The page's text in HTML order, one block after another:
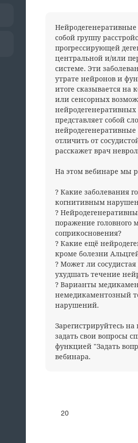
Нейродегенеративные
собой группу
прогрессирующей
центральной и/или
системе. Эти
утрате нейронов и
итоге сказывается на
или сенсорных
нейродегенеративных
представляет собой
отличить от
расскажет врач
На этом вебинаре мы
? Какие заболевания
когнитивным
?
поражение головного
соприкосновения?
? Какие ещё
кроме болезни
? Может ли сосудистая
ухудшать течение
? Варианты
немедикаментозный
нарушений.
Зарегистрируйтесь
задать свои вопросы
функцией "Задать
вебинара.
20